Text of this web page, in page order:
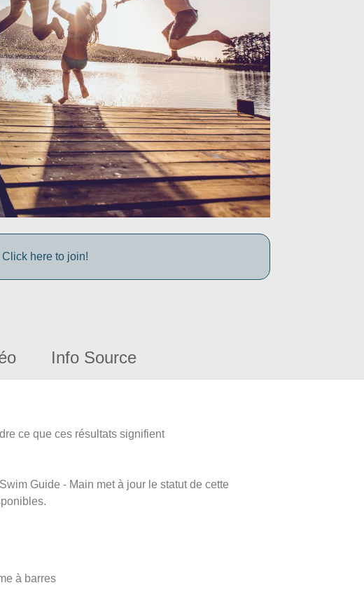
here to join!
Info Source
ce que ces résultats signifient
Guide - Main met à jour le statut de cette
à barres